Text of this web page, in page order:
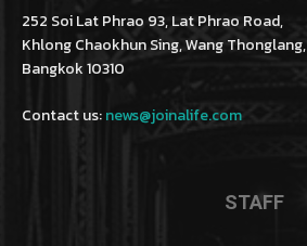
252 Soi Lat Phrao 93, Lat Phrao Road,
Khlong Chaokhun Sing, Wang Thonglang,
Bangkok 10310
Contact us:news@joinalife.com
STAFF